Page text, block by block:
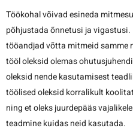
Töökohal võivad esineda
põhjustada õnnetusi ja vigastusi.
tööandjad võtta mitmeid samme
tööl oleksid olemas
oleksid nende kasutamisest
töölised oleksid korralikult
ning et oleks juurdepääs
teadmine kuidas neid kasutada.